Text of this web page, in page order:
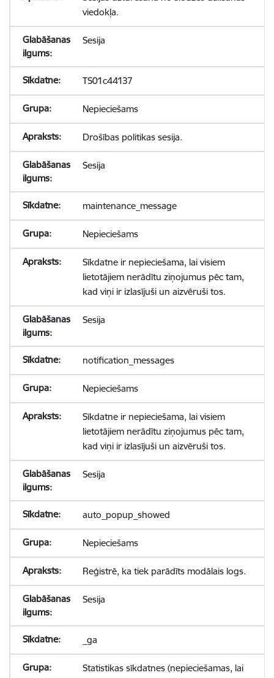
viedokļa.
Sesija
TS01c44137
Nepieciešams
Drošības politikas sesija.
Sesija
maintenance_message
Nepieciešams
Sīkdatne ir nepieciešama, lai visiem
lietotājiem nerādītu ziņojumus pēc tam,
kad viņi ir izlasījuši un aizvēruši tos.
Sesija
notification_messages
Nepieciešams
Sīkdatne ir nepieciešama, lai visiem
lietotājiem nerādītu ziņojumus pēc tam,
kad viņi ir izlasījuši un aizvēruši tos.
Sesija
auto_popup_showed
Nepieciešams
Reģistrē, ka tiek parādīts modālais logs.
Sesija
_ga
Statistikas sīkdatnes (nepieciešamas, lai